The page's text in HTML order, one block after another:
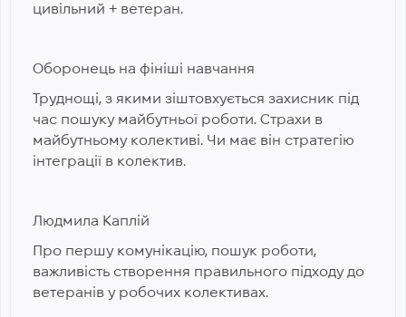
цивільний + ветеран.
Оборонець на фініші навчання
Труднощі, з якими зіштовхується захисник під
час пошуку майбутньої роботи. Страхи в
майбутньому колективі. Чи має він стратегію
інтеграції в колектив.
Людмила Каплій
Про першу комунікацію, пошук роботи,
важливість створення правильного підходу до
ветеранів у робочих колективах.